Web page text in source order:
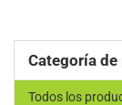
Categoría
Todos los